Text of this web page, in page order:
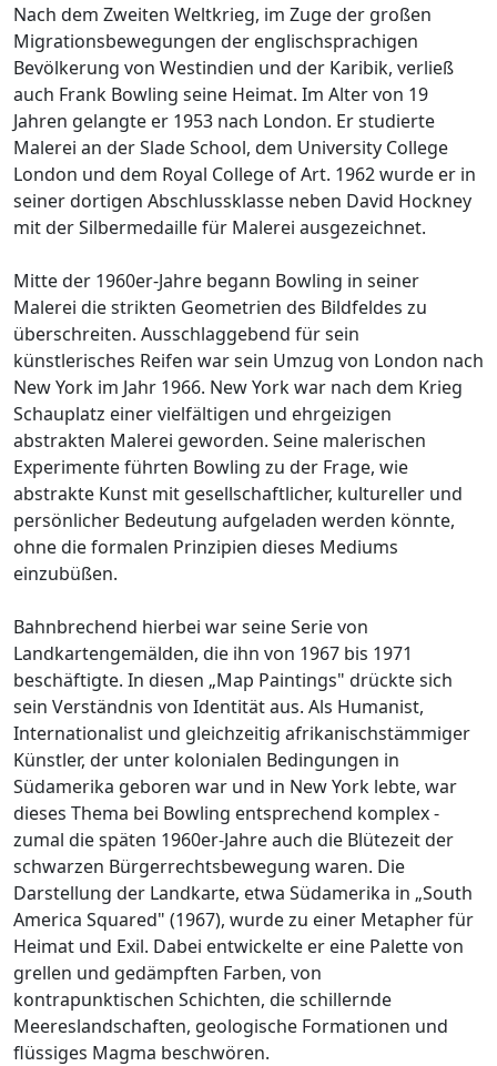
Nach dem Zweiten Weltkrieg, im Zuge der großen
Migrationsbewegungen der englischsprachigen
Bevölkerung von Westindien und der Karibik, verließ
auch Frank Bowling seine Heimat. Im Alter von 19
Jahren gelangte er 1953 nach London. Er studierte
Malerei an der Slade School, dem University College
London und dem Royal College of Art. 1962 wurde er in
seiner dortigen Abschlussklasse neben David Hockney
mit der Silbermedaille für Malerei ausgezeichnet.
Mitte der 1960er-Jahre begann Bowling in seiner
Malerei die strikten Geometrien des Bildfeldes zu
überschreiten. Ausschlaggebend für sein
künstlerisches Reifen war sein Umzug von London nach
New York im Jahr 1966. New York war nach dem Krieg
Schauplatz einer vielfältigen und ehrgeizigen
abstrakten Malerei geworden. Seine malerischen
Experimente führten Bowling zu der Frage, wie
abstrakte Kunst mit gesellschaftlicher, kultureller und
persönlicher Bedeutung aufgeladen werden könnte,
ohne die formalen Prinzipien dieses Mediums
einzubüßen.
Bahnbrechend hierbei war seine Serie von
Landkartengemälden, die ihn von 1967 bis 1971
beschäftigte. In diesen „Map Paintings" drückte sich
sein Verständnis von Identität aus. Als Humanist,
Internationalist und gleichzeitig afrikanischstämmiger
Künstler, der unter kolonialen Bedingungen in
Südamerika geboren war und in New York lebte, war
dieses Thema bei Bowling entsprechend komplex -
zumal die späten 1960er-Jahre auch die Blütezeit der
schwarzen Bürgerrechtsbewegung waren. Die
Darstellung der Landkarte, etwa Südamerika in „South
America Squared" (1967), wurde zu einer Metapher für
Heimat und Exil. Dabei entwickelte er eine Palette von
grellen und gedämpften Farben, von
kontrapunktischen Schichten, die schillernde
Meereslandschaften, geologische Formationen und
flüssiges Magma beschwören.